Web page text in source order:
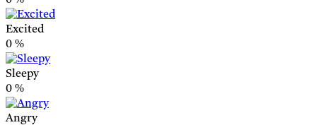
Excited
0 %
Sleepy
0 %
Angry